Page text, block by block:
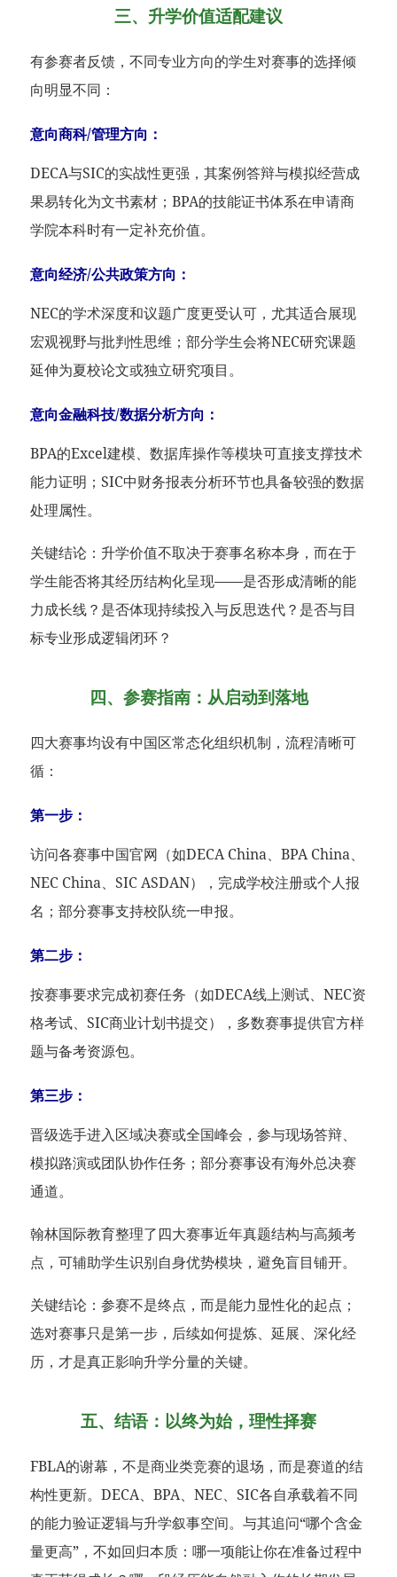
三、升学价值适配建议
有参赛者反馈，不同专业方向的学生对赛事的选择倾
向明显不同：
意向商科/管理方向：
DECA与SIC的实战性更强，其案例答辩与模拟经营成
果易转化为文书素材；BPA的技能证书体系在申请商
学院本科时有一定补充价值。
意向经济/公共政策方向：
NEC的学术深度和议题广度更受认可，尤其适合展现
宏观视野与批判性思维；部分学生会将NEC研究课题
延伸为夏校论文或独立研究项目。
意向金融科技/数据分析方向：
BPA的Excel建模、数据库操作等模块可直接支撑技术
能力证明；SIC中财务报表分析环节也具备较强的数据
处理属性。
关键结论：升学价值不取决于赛事名称本身，而在于
学生能否将其经历结构化呈现——是否形成清晰的能
力成长线？是否体现持续投入与反思迭代？是否与目
标专业形成逻辑闭环？
四、参赛指南：从启动到落地
四大赛事均设有中国区常态化组织机制，流程清晰可
循：
第一步：
访问各赛事中国官网（如DECA China、BPA China、
NEC China、SIC ASDAN），完成学校注册或个人报
名；部分赛事支持校队统一申报。
第二步：
按赛事要求完成初赛任务（如DECA线上测试、NEC资
格考试、SIC商业计划书提交），多数赛事提供官方样
题与备考资源包。
第三步：
晋级选手进入区域决赛或全国峰会，参与现场答辩、
模拟路演或团队协作任务；部分赛事设有海外总决赛
通道。
翰林国际教育整理了四大赛事近年真题结构与高频考
点，可辅助学生识别自身优势模块，避免盲目铺开。
关键结论：参赛不是终点，而是能力显性化的起点；
选对赛事只是第一步，后续如何提炼、延展、深化经
历，才是真正影响升学分量的关键。
五、结语：以终为始，理性择赛
FBLA的谢幕，不是商业类竞赛的退场，而是赛道的结
构性更新。DECA、BPA、NEC、SIC各自承载着不同
的能力验证逻辑与升学叙事空间。与其追问“哪个含金
量更高”，不如回归本质：哪一项能让你在准备过程中